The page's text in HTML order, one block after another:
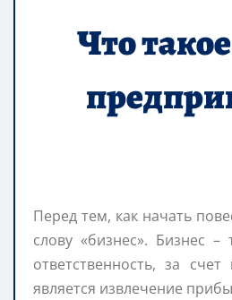
Что
Перед тем, как начать
слову «бизнес». Бизнес
ответственность, за
является извлечение